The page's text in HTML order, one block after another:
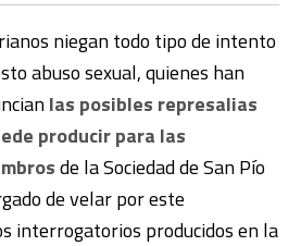
niegan todo tipo de intento
abuso sexual, quienes han
las posibles represalias
producir para las
de la Sociedad de San Pío
de velar por este
interrogatorios producidos en la